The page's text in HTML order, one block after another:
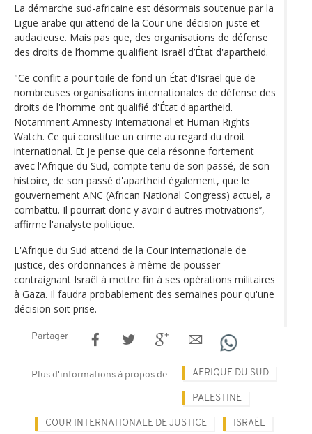
La démarche sud-africaine est désormais soutenue par la
Ligue arabe qui attend de la Cour une décision juste et
audacieuse. Mais pas que, des organisations de défense
des droits de l’homme qualifient Israël d’État d'apartheid.
"Ce conflit a pour toile de fond un État d'Israël que de
nombreuses organisations internationales de défense des
droits de l'homme ont qualifié d'État d'apartheid.
Notamment Amnesty International et Human Rights
Watch. Ce qui constitue un crime au regard du droit
international. Et je pense que cela résonne fortement
avec l'Afrique du Sud, compte tenu de son passé, de son
histoire, de son passé d'apartheid également, que le
gouvernement ANC (African National Congress) actuel, a
combattu. Il pourrait donc y avoir d'autres motivations’’,
affirme l'analyste politique.
L'Afrique du Sud attend de la Cour internationale de
justice, des ordonnances à même de pousser
contraignant Israël à mettre fin à ses opérations militaires
à Gaza. Il faudra probablement des semaines pour qu'une
décision soit prise.
Partager
Plus d'informations à propos de AFRIQUE DU SUD
PALESTINE
COUR INTERNATIONALE DE JUSTICE ISRAËL